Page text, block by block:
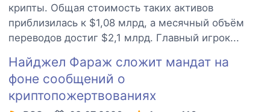
крипты. Общая стоимость таких активов
приблизилась к $1,08 млрд, а месячный объём
переводов достиг $2,1 млрд. Главный игрок...
Найджел Фараж сложит мандат на
фоне сообщений о
криптопожертвованиях